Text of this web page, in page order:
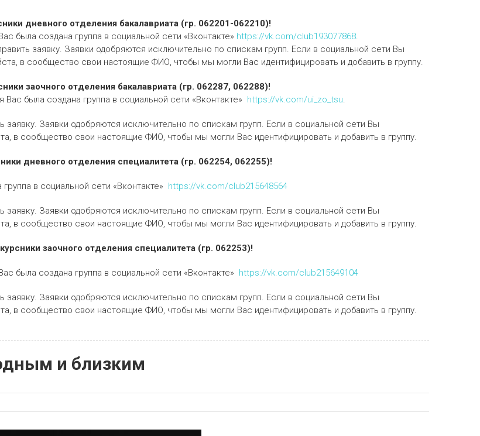
дневного отделения бакалавриата (гр. 062201-062210)!
была создана группа в социальной сети «Вконтакте» https://vk.com/club193077868.
заявку. Заявки одобряются исключительно по спискам групп. Если в социальной сети Вы
в сообщество свои настоящие ФИО, чтобы мы могли Вас идентифицировать и добавить в группу.
заочного отделения бакалавриата (гр. 062287, 062288)!
была создана группа в социальной сети «Вконтакте» https://vk.com/ui_zo_tsu.
заявку. Заявки одобряются исключительно по спискам групп. Если в социальной сети Вы
в сообщество свои настоящие ФИО, чтобы мы могли Вас идентифицировать и добавить в группу.
дневного отделения специалитета (гр. 062254, 062255)!
в социальной сети «Вконтакте» https://vk.com/club215648564
заявку. Заявки одобряются исключительно по спискам групп. Если в социальной сети Вы
в сообщество свои настоящие ФИО, чтобы мы могли Вас идентифицировать и добавить в группу.
заочного отделения специалитета (гр. 062253)!
была создана группа в социальной сети «Вконтакте» https://vk.com/club215649104
заявку. Заявки одобряются исключительно по спискам групп. Если в социальной сети Вы
в сообщество свои настоящие ФИО, чтобы мы могли Вас идентифицировать и добавить в группу.
и близким